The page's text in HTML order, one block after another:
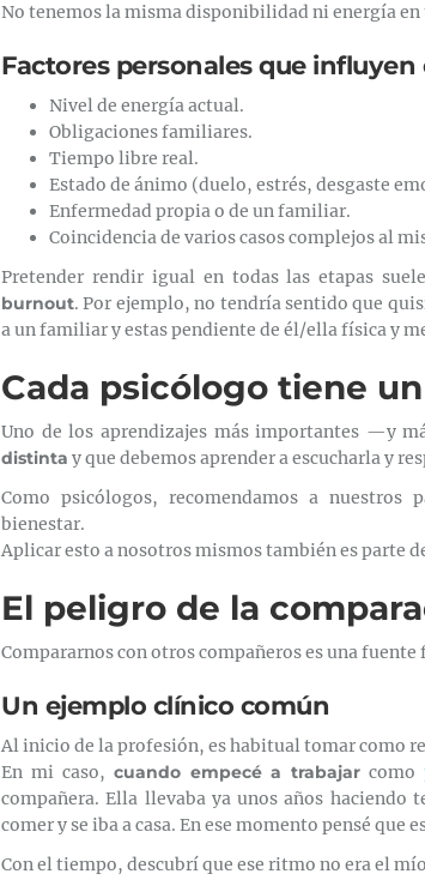
No tenemos la misma disponibilidad ni energía
Factores personales que
Nivel de energía actual.
Obligaciones familiares.
Tiempo libre real.
Estado de ánimo (duelo, estrés, desgaste
Enfermedad propia o de un familiar.
Coincidencia de varios casos complejos al
Pretender rendir igual en todas las etapas
burnout. Por ejemplo, no tendría sentido que
a un familiar y estas pendiente de él/ella física y
Cada psicólogo tiene
Uno de los aprendizajes más importantes —y
distinta y que debemos aprender a escucharla y
Como psicólogos, recomendamos a
bienestar.
Aplicar esto a nosotros mismos también es parte
El peligro de la
Compararnos con otros compañeros es una
Un ejemplo clínico común
Al inicio de la profesión, es habitual tomar como
En mi caso, cuando empecé a trabajar como
compañera. Ella llevaba ya unos años haciendo
comer y se iba a casa. En ese momento pensé que
Con el tiempo, descubrí que ese ritmo no era el